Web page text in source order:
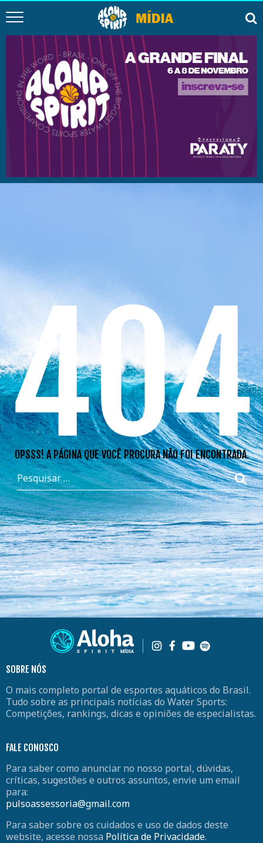
404
OPSSS! A PÁGINA QUE VOCÊ PROCURA NÃO FOI ENCONTRADA.
SOBRE NÓS
O mais completo portal de esportes aquáticos do Brasil.
Tudo sobre as principais notícias do Water Sports:
Competições, rankings, dicas e opiniões de especialistas.
FALE CONOSCO
Para saber como anunciar no nosso portal, dúvidas,
críticas, sugestões e outros assuntos, envie um email
para:
pulsoassessoria@gmail.com
Para saber sobre os cuidados e uso de dados deste
website, acesse nossa Política de Privacidade.